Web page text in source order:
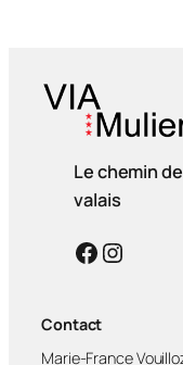
Le chemin
valais
Facebook
Contact
Marie-France